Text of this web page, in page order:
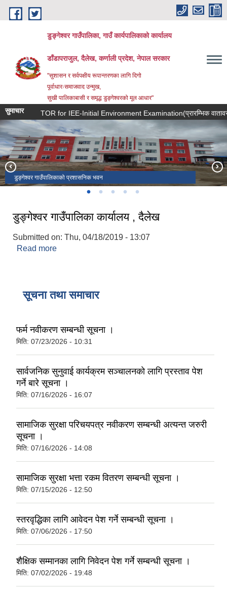
Skip to main content
डुङ्गेश्वर गाउँपालिका, गाउँ कार्यपालिकाको कार्यालय
डाँडापराजुल, दैलेख, कर्णाली प्रदेश, नेपाल सरकार
"सुशासन र सर्वपक्षीय रूपान्तरणका लागि दिगो
पूर्वाधारःसमाजवाद उन्मुख,
सुखी पालिकाबासी र समृद्ध डुङ्गेश्वरको मूल आधार"
सुमाचार TOR for IEE-Initial Environment Examination(प्रारम्भिक वातावरणीय
डुङ्गेश्वर गाउँपालिकाको प्रशासनिक भवन
डुङ्गेल मन्दिर वडा नं. ६
कुइया ताल वडा नं. २
मालिका मन्दिर वडा नं. ३
नारायणस्थान वडा नं. ५
डुङ्गेश्वर गाउँपालिका कार्यालय , दैलेख
Submitted on: Thu, 04/18/2019 - 13:07
Read more
सूचना तथा समाचार
फर्म नवीकरण सम्बन्धी सूचना ।
मिति: 07/23/2026 - 10:31
सार्वजनिक सुनुवाई कार्यक्रम सञ्चालनकाे लागि प्रस्ताव पेश
गर्ने बारे सूचना ।
मिति: 07/16/2026 - 16:07
सामाजिक सुरक्षा परिचयपत्र नवीकरण सम्बन्धी अत्यन्त जरुरी
सूचना ।
मिति: 07/16/2026 - 14:08
सामाजिक सुरक्षा भत्ता रकम वितरण सम्बन्धी सूचना ।
मिति: 07/15/2026 - 12:50
स्तरवृद्धिका लागि आवेदन पेश गर्ने सम्बन्धी सूचना ।
मिति: 07/06/2026 - 17:50
शैक्षिक सम्मानका लागि निवेदन पेश गर्ने सम्बन्धी सूचना ।
मिति: 07/02/2026 - 19:48